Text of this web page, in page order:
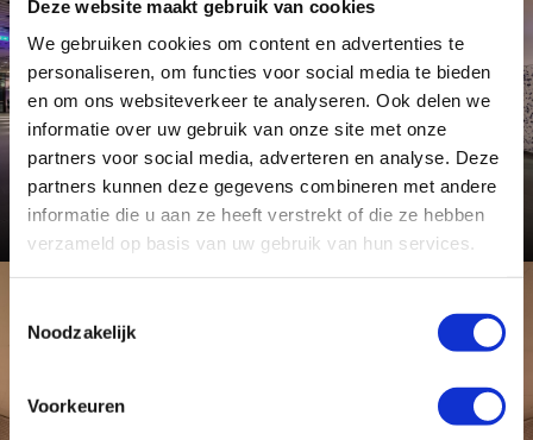
Deze website maakt gebruik van cookies
We gebruiken cookies om content en advertenties te
personaliseren, om functies voor social media te bieden
en om ons websiteverkeer te analyseren. Ook delen we
informatie over uw gebruik van onze site met onze
partners voor social media, adverteren en analyse. Deze
partners kunnen deze gegevens combineren met andere
informatie die u aan ze heeft verstrekt of die ze hebben
verzameld op basis van uw gebruik van hun services.
Noodzakelijk
Voorkeuren
Exclusief maatwerkStation Delft
Bekijk dit project
Toepassing